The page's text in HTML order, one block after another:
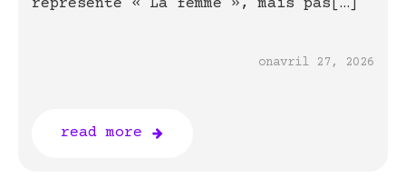
représente « La femme », mais pas[…]
onavril 27, 2026
read more